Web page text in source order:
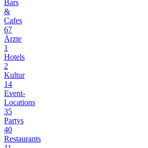
Bars
&
Cafes
67
Ärzte
1
Hotels
2
Kultur
14
Event-
Locations
35
Partys
40
Restaurants